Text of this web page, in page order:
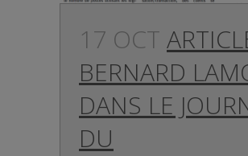
17 OCT
BERNARD
DANS LE
DU